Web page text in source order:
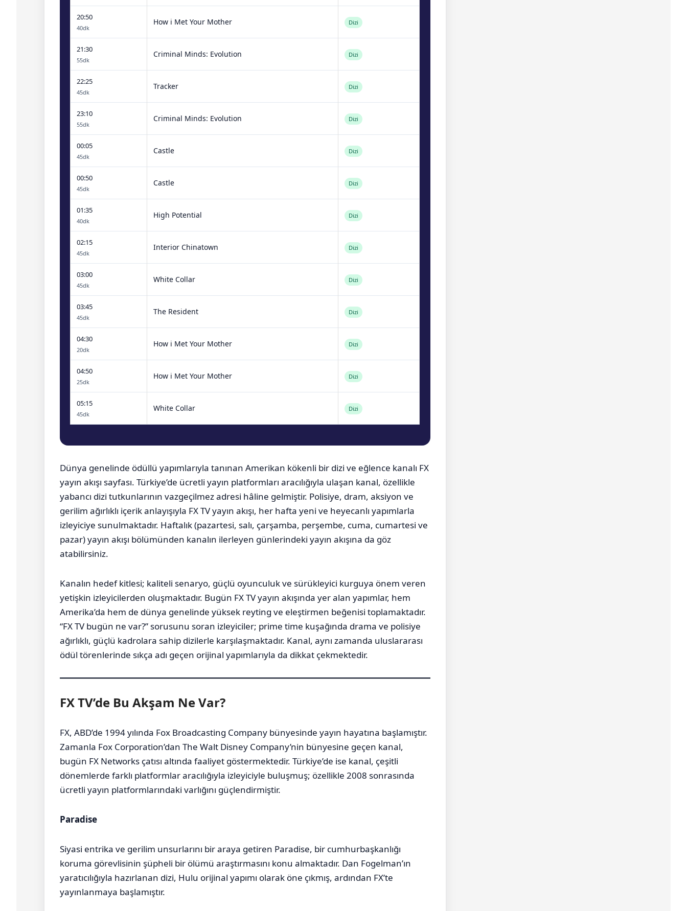
20:50
40dk
How i Met Your Mother Dizi
21:30
55dk
Criminal Minds: Evolution Dizi
22:25
45dk
Tracker Dizi
23:10
55dk
Criminal Minds: Evolution Dizi
00:05
45dk
Castle Dizi
00:50
45dk
Castle Dizi
01:35
40dk
High Potential Dizi
02:15
45dk
Interior Chinatown Dizi
03:00
45dk
White Collar Dizi
03:45
45dk
The Resident Dizi
04:30
20dk
How i Met Your Mother Dizi
04:50
25dk
How i Met Your Mother Dizi
05:15
45dk
White Collar Dizi
Dünya genelinde ödüllü yapımlarıyla tanınan Amerikan kökenli bir dizi ve eğlence kanalı FX
yayın akışı sayfası. Türkiye’de ücretli yayın platformları aracılığıyla ulaşan kanal, özellikle
yabancı dizi tutkunlarının vazgeçilmez adresi hâline gelmiştir. Polisiye, dram, aksiyon ve
gerilim ağırlıklı içerik anlayışıyla FX TV yayın akışı, her hafta yeni ve heyecanlı yapımlarla
izleyiciye sunulmaktadır. Haftalık (pazartesi, salı, çarşamba, perşembe, cuma, cumartesi ve
pazar) yayın akışı bölümünden kanalın ilerleyen günlerindeki yayın akışına da göz
atabilirsiniz.
Kanalın hedef kitlesi; kaliteli senaryo, güçlü oyunculuk ve sürükleyici kurguya önem veren
yetişkin izleyicilerden oluşmaktadır. Bugün FX TV yayın akışında yer alan yapımlar, hem
Amerika’da hem de dünya genelinde yüksek reyting ve eleştirmen beğenisi toplamaktadır.
“FX TV bugün ne var?” sorusunu soran izleyiciler; prime time kuşağında drama ve polisiye
ağırlıklı, güçlü kadrolara sahip dizilerle karşılaşmaktadır. Kanal, aynı zamanda uluslararası
ödül törenlerinde sıkça adı geçen orijinal yapımlarıyla da dikkat çekmektedir.
FX TV’de Bu Akşam Ne Var?
FX, ABD’de 1994 yılında Fox Broadcasting Company bünyesinde yayın hayatına başlamıştır.
Zamanla Fox Corporation’dan The Walt Disney Company’nin bünyesine geçen kanal,
bugün FX Networks çatısı altında faaliyet göstermektedir. Türkiye’de ise kanal, çeşitli
dönemlerde farklı platformlar aracılığıyla izleyiciyle buluşmuş; özellikle 2008 sonrasında
ücretli yayın platformlarındaki varlığını güçlendirmiştir.
Paradise
Siyasi entrika ve gerilim unsurlarını bir araya getiren Paradise, bir cumhurbaşkanlığı
koruma görevlisinin şüpheli bir ölümü araştırmasını konu almaktadır. Dan Fogelman’ın
yaratıcılığıyla hazırlanan dizi, Hulu orijinal yapımı olarak öne çıkmış, ardından FX’te
yayınlanmaya başlamıştır.